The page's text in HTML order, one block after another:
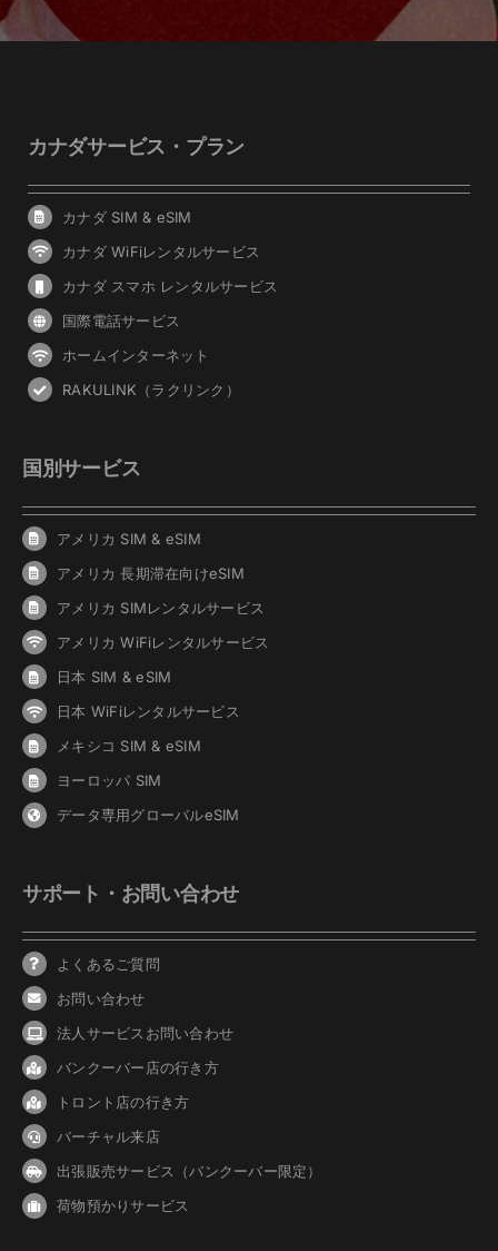
カナダサービス・プラン
カナダ SIM & eSIM
カナダ WiFiレンタルサービス
カナダ スマホ レンタルサービス
国際電話サービス
ホームインターネット
RAKULINK（ラクリンク）
国別サービス
アメリカ SIM & eSIM
アメリカ 長期滞在向けeSIM
アメリカ SIMレンタルサービス
アメリカ WiFiレンタルサービス
日本 SIM & eSIM
日本 WiFiレンタルサービス
メキシコ SIM & eSIM
ヨーロッパ SIM
データ専用グローバルeSIM
サポート・お問い合わせ
よくあるご質問
お問い合わせ
法人サービスお問い合わせ
バンクーバー 店の行き方
トロント店の行き方
バーチャル来店
出張販売サービス（バンクーバー限定）
荷物預かりサービス